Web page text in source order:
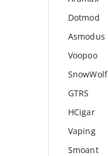
Dotmod
Asmodus
Voopoo
SnowWolf
GTRS
HCigar
Vaping
Smoant